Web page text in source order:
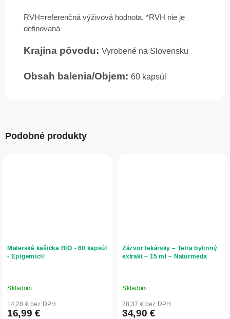
RVH=referenčná výživová hodnota. *RVH nie je
definovaná
Krajina pôvodu: Vyrobené na Slovensku
Obsah balenia/Objem: 60 kapsúl
Podobné produkty
Materská kašička BIO - 60 kapsúl
- Epigemic®
Skladom
14,28 € bez DPH
16,99 €
Zázvor lekársky – Tetra bylinný
extrakt – 15 ml – Naturmeda
Skladom
28,37 € bez DPH
34,90 €